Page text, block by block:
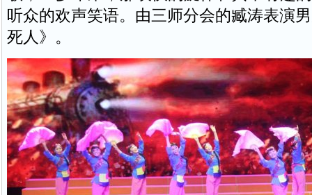
听众的欢声笑语。由三师分会的臧涛表演
死人》。